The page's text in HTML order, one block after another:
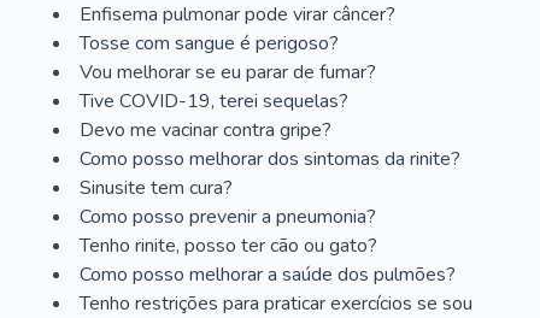
Enfisema pulmonar pode virar câncer?
Tosse com sangue é perigoso?
Vou melhorar se eu parar de fumar?
Tive COVID-19, terei sequelas?
Devo me vacinar contra gripe?
Como posso melhorar dos sintomas da rinite?
Sinusite tem cura?
Como posso prevenir a pneumonia?
Tenho rinite, posso ter cão ou gato?
Como posso melhorar a saúde dos pulmões?
Tenho restrições para praticar exercícios se sou